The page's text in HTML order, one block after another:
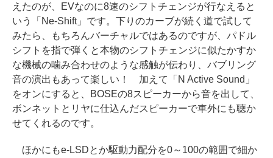
えたのが、EVなのに8速のシフトチェンジが行なえると
いう「Ne-Shift」です。下りのカーブが続く道で試して
みたら、もちろんバーチャルではあるのですが、パドル
シフトを指で弾くと本物のシフトチェンジに似たかすか
な機械の噛み合わせのような感触が伝わり、バブリング
音の演出もあって楽しい！ 加えて「N Active Sound」
をオンにすると、BOSEの8スピーカーから音を出して、
ボンネットとリヤに仕込んだスピーカーで車外にも聴か
せてくれるのです。
ほかにもe-LSDとか駆動力配分を0～100の範囲で細か